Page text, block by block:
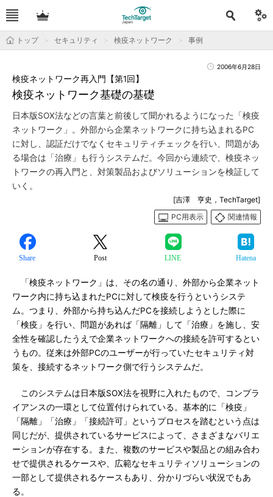
トップ セキュリティ 検疫ネットワーク 事例
2006年6月28日
検疫ネットワーク基礎の基礎
検疫ネットワーク再入門【第1回】
日本版SOX法などの言葉と前後して聞かれるようになった「検疫
ネットワーク」。外部から企業ネットワークに持ち込まれるPC
に対し、認証だけでなくセキュリティチェックを行い、問題があ
る場合は「治療」も行うシステムだ。今回から連続で、検疫ネッ
トワークの再入門と、対策製品およびソリューションを検証して
いく。
[吉澤 亨史，TechTarget]
PC用表示
関連情報
Share Post LINE Hatena
「検疫ネットワーク」は、その名の通り、外部から企業ネット
ワーク内に持ち込まれたPCに対して検疫を行うというシステ
ム。つまり、外部から持ち込んだPCを接続しようとした際に
「検疫」を行い、問題があれば「隔離」して「治療」を施し、安
全性を確認したうえで企業ネットワークへの接続を許可するとい
うもの。従来は外部PCのユーザーが行っていたセキュリティ対
策を、接続するネットワーク側で行うシステムだ。
このシステムは日本版SOX法を視野に入れたもので、コンプラ
イアンスの一環として位置付けられている。基本的に「検疫」
「隔離」「治療」「接続許可」というプロセスを踏むという点は
同じだが、提供されているサービスによって、さまざまなバリエ
ーションが存在する。また、複数のサービスや製品との組み合わ
せで提供されるケースや、広範なセキュリティソリューションの
一部として提供されるケースもあり、分かりづらい状況でもあ
る。